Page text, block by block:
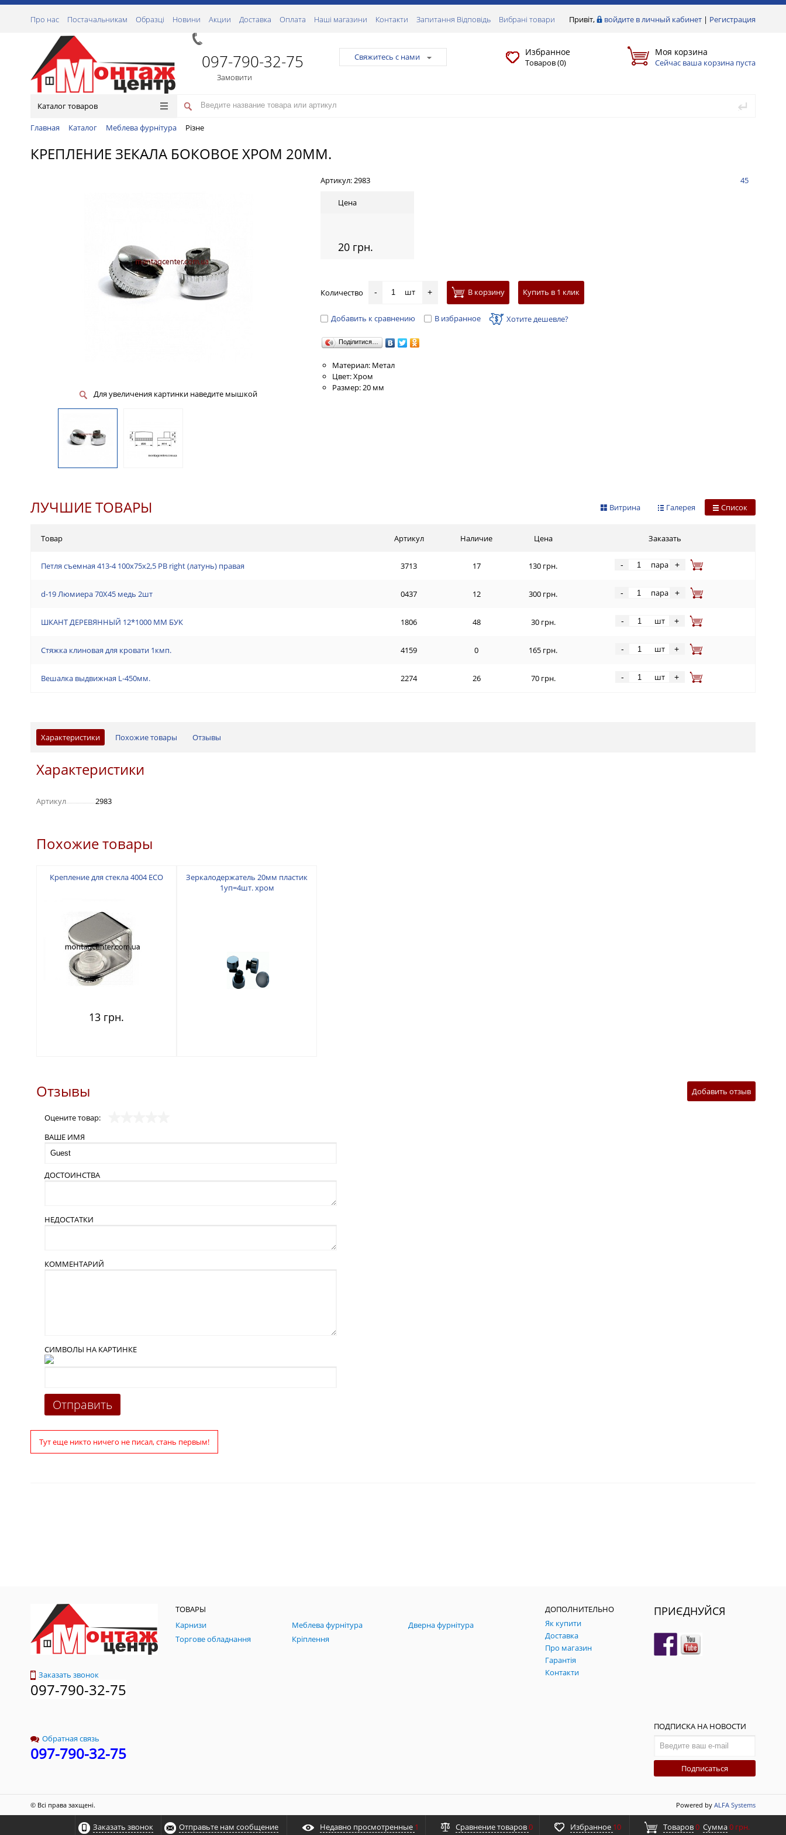
Привіт, войдите в личный кабинет | Регистрация
Про нас Постачальникам Образці Новини Акции Доставка Оплата Наші магазини Контакти Запитання Відповідь Вибрані товари
097-790-32-75
Замовити
Свяжитесь с нами Избранное
Товаров (0)
Моя корзина
Сейчас ваша корзина пуста
Каталог товаров
Главная Каталог Меблева фурнітура Різне
КРЕПЛЕНИЕ ЗЕКАЛА БОКОВОЕ ХРОМ 20ММ.
Для увеличения картинки наведите мышкой
Артикул:2983 45
Цена
20 грн.
Количество - шт + В корзину Купить в 1 клик
Добавить к сравнению В избранное Хотите дешевле?
Поділитися…
Материал: Метал
Цвет: Хром
Размер: 20 мм
ЛУЧШИЕ ТОВАРЫ Список
Галерея
Витрина
Товар Артикул Наличие Цена Заказать
Петля съемная 413-4 100x75x2,5 PB right (латунь) правая 3713 17 130 грн. - пара +
d-19 Люмиeра 70Х45 медь 2шт 0437 12 300 грн. - пара +
ШКАНТ ДЕРЕВЯННЫЙ 12*1000 ММ БУК 1806 48 30 грн. - шт +
Стяжка клиновая для кровати 1кмп. 4159 0 165 грн. - шт +
Вешалка выдвижная L-450мм. 2274 26 70 грн. - шт +
Характеристики Похожие товары Отзывы
Характеристики
Артикул 2983
Похожие товары
Крепление для стекла 4004 ЕСО
13 грн.
Зеркалодержатель 20мм пластик
1уп=4шт. хром
Отзывы Добавить отзыв
Оцените товар:
ВАШЕ ИМЯ
ДОСТОИНСТВА
НЕДОСТАТКИ
КОММЕНТАРИЙ
СИМВОЛЫ НА КАРТИНКЕ
Тут еще никто ничего не писал, стань первым!
Заказать звонок
097-790-32-75
Обратная связь
097-790-32-75
ТОВАРЫ
Карнизи
Меблева фурнітура
Дверна фурнітура
Торгове обладнання
Кріплення
ДОПОЛНИТЕЛЬНО
Як купити
Доставка
Про магазин
Гарантія
Контакти
ПРИЄДНУЙСЯ
ПОДПИСКА НА НОВОСТИ
Подписаться
© Всі права захщені. Powered by ALFA Systems
Заказать звонок Отправьте нам сообщение Недавно просмотренные 1 Сравнение товаров0 Избранное 10 Товаров0 Сумма0 грн.